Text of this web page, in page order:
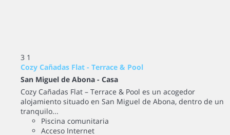
3 1
Cozy Cañadas Flat - Terrace & Pool
San Miguel de Abona - Casa
Cozy Cañadas Flat – Terrace & Pool es un acogedor
alojamiento situado en San Miguel de Abona, dentro de un
tranquilo...
Piscina comunitaria
Acceso Internet